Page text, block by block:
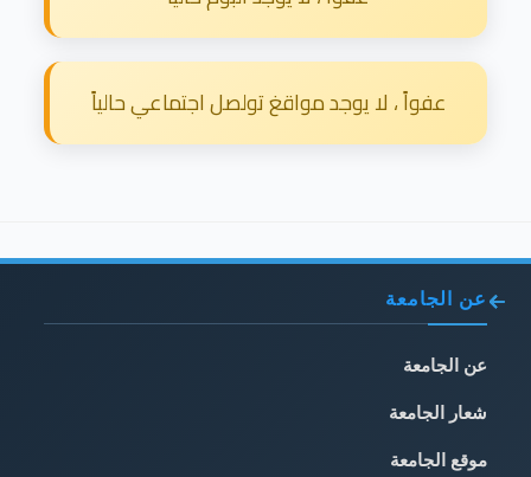
عفواً ، لا يوجد مواقغ تولصل اجتماعي حالياً
عن الجامعة
عن الجامعة
شعار الجامعة
موقع الجامعة